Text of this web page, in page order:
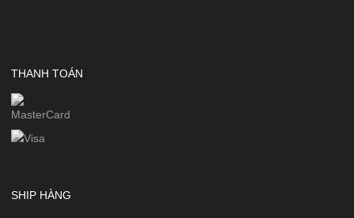
THANH TOÁN
SHIP HÀNG